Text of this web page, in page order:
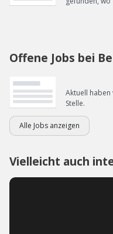
Offene Jobs bei
Aktuell haben
Stelle.
Alle Jobs anzeigen
Vielleicht auch